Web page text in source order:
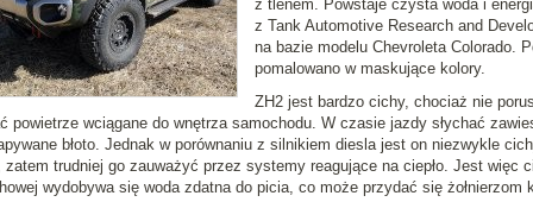
z tlenem. Powstaje czysta woda i
z Tank Automotive Research and
na bazie modelu Chevroleta Colorado.
pomalowano w maskujące kolory.
ZH2 jest bardzo cichy, chociaż nie
powietrze wciągane do wnętrza samochodu. W czasie jazdy słychać
błoto. Jednak w porównaniu z silnikiem diesla jest on niezwykle
zatem trudniej go zauważyć przez systemy reagujące na ciepło. Jest więc
wydobywa się woda zdatna do picia, co może przydać się żołnierzom